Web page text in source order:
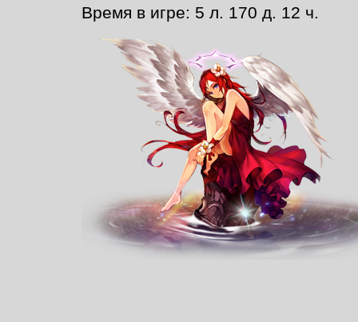
Время в игре: 5 л. 170 д. 12 ч.